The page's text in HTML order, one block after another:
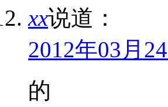
xx说道：
2012年03月
的